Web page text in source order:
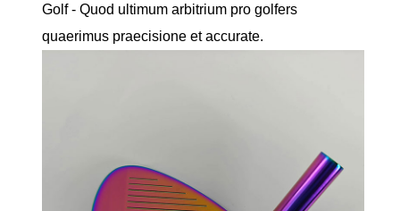
Golf - Quod ultimum arbitrium pro golfers
quaerimus praecisione et accurate.